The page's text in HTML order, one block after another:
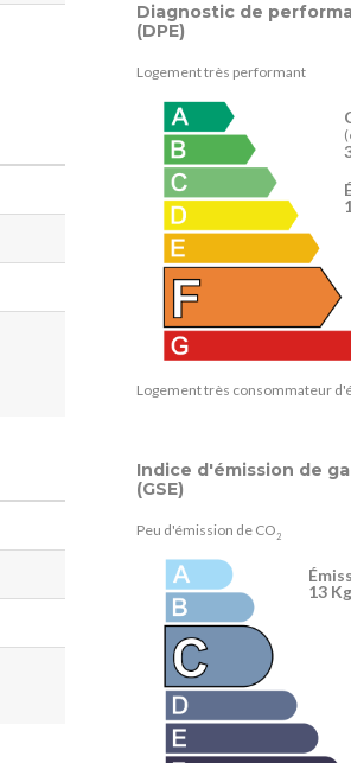
Diagnostic de
(DPE)
Logement très performant
Logement très consommateur
Indice d'émission de
(GSE)
Peu d'émission de CO 2
13